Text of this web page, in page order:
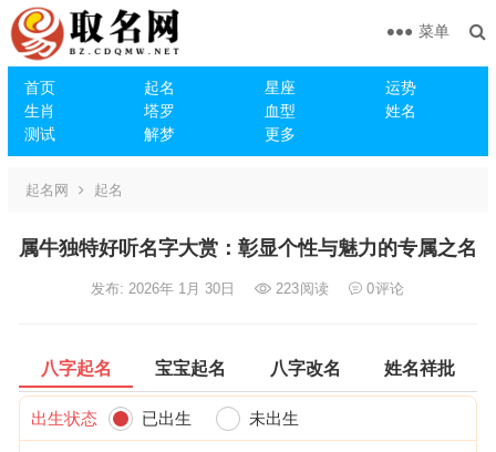
首页 起名 星座
运势
生肖
塔罗 血型
姓名
测试
解梦 更多
菜单
起名网 起名
属牛独特好听名字大赏：彰显个性与魅力的专属之名
发布: 2026年 1月 30日 223阅读 0评论
八字起名 宝宝起名 八字改名 姓名祥批
出生状态 已出生 未出生